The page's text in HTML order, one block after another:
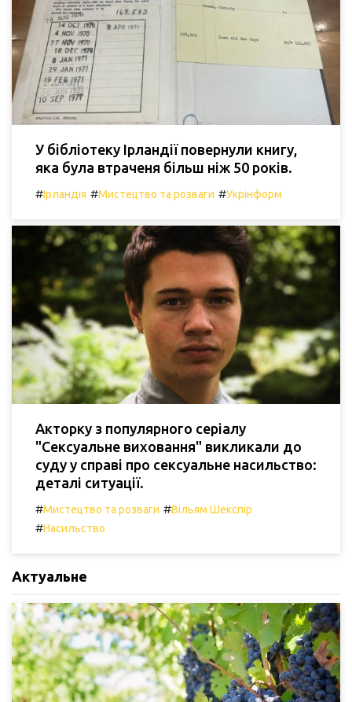
У бібліотеку Ірландії повернули книгу,
яка була втраченя більш ніж 50 років.
#Ірландія #Мистецтво та розваги #Укрінформ
Акторку з популярного серіалу
"Сексуальне виховання" викликали до
суду у справі про сексуальне насильство:
деталі ситуації.
#Мистецтво та розваги #Вільям Шекспір
#Насильство
Актуальне